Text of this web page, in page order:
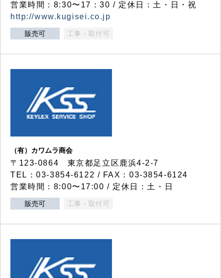
営業時間：8:30〜17：30 / 定休日：土・日・祝
http://www.kugisei.co.jp
販売可 工事・取付可
（有）カワムラ商会
〒123-0864 東京都足立区鹿浜4-2-7
TEL：03-3854-6122 / FAX：03-3854-6124
営業時間：8:00〜17:00 / 定休日：土・日
販売可 工事・取付可